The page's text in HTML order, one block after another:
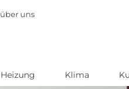
über uns
Heizung Klima